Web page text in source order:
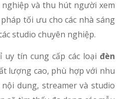
và thu hút người xem
tối ưu cho các nhà sáng
studio chuyên nghiệp.
uy tín cung cấp các loại đèn
lượng cao, phù hợp với nhu
dung, streamer và studio